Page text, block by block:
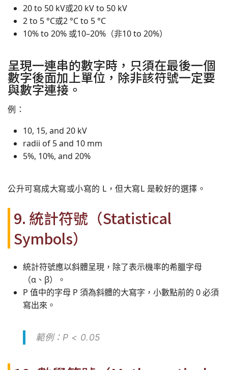
20 to 50 kV或20 kV to 50 kV
2 to 5 °C或2 °C to 5 °C
10% to 20% 或10–20%（非10 to 20%）
呈現一連串的數字時，只須在最後一個
數字後面加上單位，除非該符號一定要
與數字連接。
例：
10, 15, and 20 kV
radii of 5 and 10 mm
5%, 10%, and 20%
公升可寫成大寫或小寫的 L，但大寫L 是較好的選擇。
9. 統計符號（Statistical
Symbols）
統計符號應以斜體呈現，除了表示機率的希臘字母
（α、β）。
P 值中的字母 P 須為斜體的大寫字，小數點前的 0 必須
寫出來。
範例： P < 0.05